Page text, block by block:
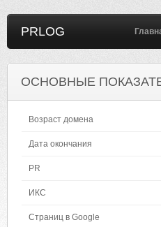
PRLOG
ОСНОВНЫЕ
Возраст домена
Дата окончания
PR
ИКС
Страниц в Google